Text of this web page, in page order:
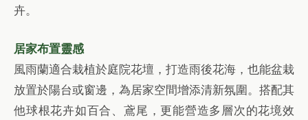
卉。
居家布置靈感
風雨蘭適合栽植於庭院花壇，打造雨後花海，也能盆栽
放置於陽台或窗邊，為居家空間增添清新氛圍。搭配其
他球根花卉如百合、鳶尾，更能營造多層次的花境效